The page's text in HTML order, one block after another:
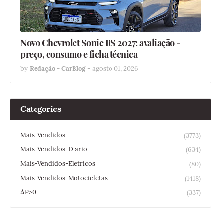
Novo Chevrolet Sonic RS 2027: avaliação -
preço, consumo e ficha técnica
by Redação - CarBlog - agosto 01, 2026
Categories
Mais-Vendidos
(3773)
Mais-Vendidos-Diario
(634)
Mais-Vendidos-Eletricos
(80)
Mais-Vendidos-Motocicletas
(1418)
ΔP>0
(337)